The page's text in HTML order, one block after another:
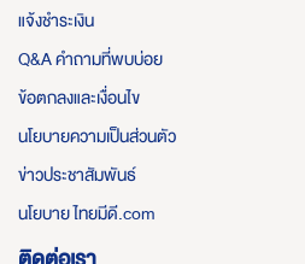
แจ้งชำระเงิน
Q&A คำถามที่พบบ่อย
ข้อตกลงและเงื่อนไข
นโยบายความเป็นส่วนตัว
ข่าวประชาสัมพันธ์
นโยบาย ไทยมีดี.com